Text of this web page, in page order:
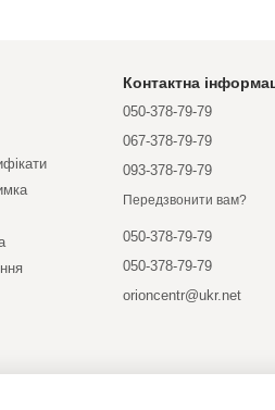
Контактна
050-378-79-79
067-378-79-79
093-378-79-79
Передзвонити вам?
050-378-79-79
050-378-79-79
orioncentr@ukr.net